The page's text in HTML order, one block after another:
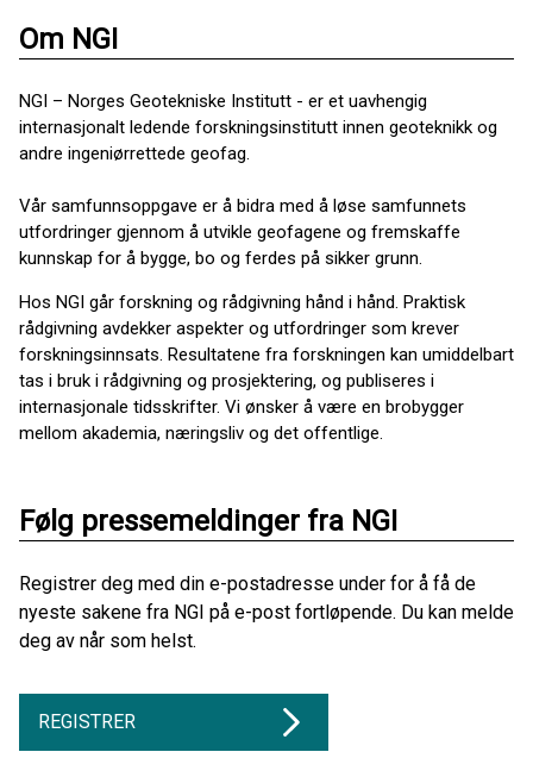
Om NGI
NGI – Norges Geotekniske Institutt - er et uavhengig
internasjonalt ledende forskningsinstitutt innen geoteknikk og
andre ingeniørrettede geofag.
Vår samfunnsoppgave er å bidra med å løse samfunnets
utfordringer gjennom å utvikle geofagene og fremskaffe
kunnskap for å bygge, bo og ferdes på sikker grunn.
Hos NGI går forskning og rådgivning hånd i hånd. Praktisk
rådgivning avdekker aspekter og utfordringer som krever
forskningsinnsats. Resultatene fra forskningen kan umiddelbart
tas i bruk i rådgivning og prosjektering, og publiseres i
internasjonale tidsskrifter. Vi ønsker å være en brobygger
mellom akademia, næringsliv og det offentlige.
Følg pressemeldinger fra NGI
Registrer deg med din e-postadresse under for å få de
nyeste sakene fra NGI på e-post fortløpende. Du kan melde
deg av når som helst.
REGISTRER